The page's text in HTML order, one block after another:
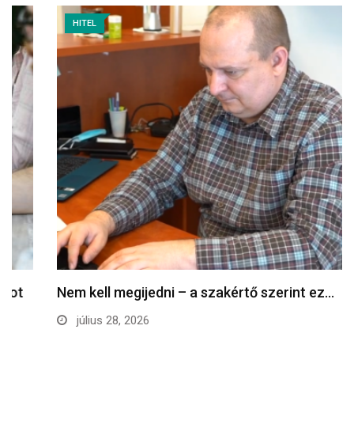
HITEL
Nem kell megijedni – a szakértő szerint ez…
július 28, 2026